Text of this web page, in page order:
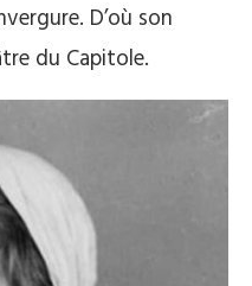
D’où son
du Capitole.